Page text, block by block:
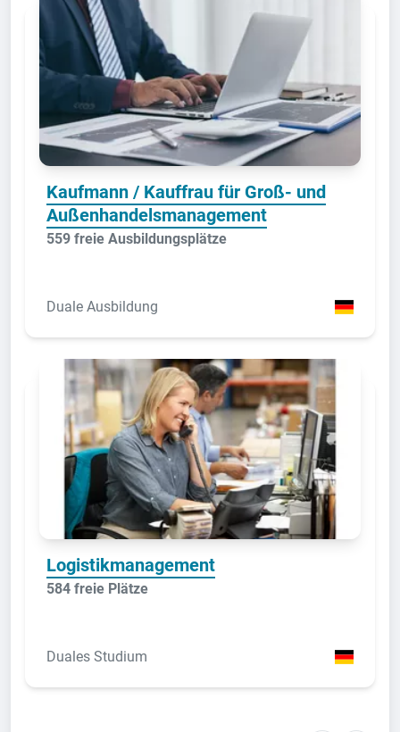
Kaufmann / Kauffrau für Groß- und
Außenhandelsmanagement
559 freie Ausbildungsplätze
Duale Ausbildung
Logistikmanagement
584 freie Plätze
Duales Studium